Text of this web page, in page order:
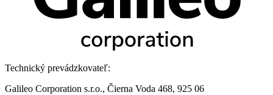
Technický prevádzkovateľ:
Galileo Corporation s.r.o., Čierna Voda 468, 925 06